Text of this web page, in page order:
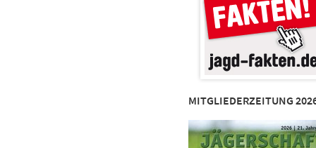
MITGLIEDERZEITUNG